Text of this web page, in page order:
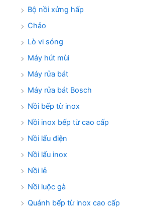
Bộ nồi xửng hấp
Chảo
Lò vi sóng
Máy hút mùi
Máy rửa bát
Máy rửa bát Bosch
Nồi bếp từ inox
Nồi inox bếp từ cao cấp
Nồi lẩu điện
Nồi lẩu inox
Nồi lẻ
Nồi luộc gà
Quánh bếp từ inox cao cấp